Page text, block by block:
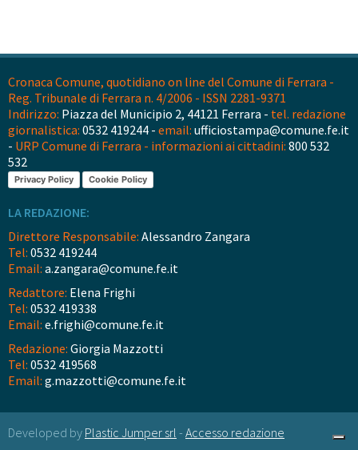
Cronaca Comune, quotidiano on line del Comune di Ferrara -
Reg. Tribunale di Ferrara n. 4/2006 - ISSN 2281-9371
Indirizzo: Piazza del Municipio 2, 44121 Ferrara - tel. redazione
giornalistica: 0532 419244 - email: ufficiostampa@comune.fe.it
- URP Comune di Ferrara - informazioni ai cittadini: 800 532
532
Privacy Policy Cookie Policy
LA REDAZIONE:
Direttore Responsabile: Alessandro Zangara
Tel: 0532 419244
Email: a.zangara@comune.fe.it
Redattore: Elena Frighi
Tel: 0532 419338
Email: e.frighi@comune.fe.it
Redazione: Giorgia Mazzotti
Tel: 0532 419568
Email: g.mazzotti@comune.fe.it
Developed by Plastic Jumper srl - Accesso redazione